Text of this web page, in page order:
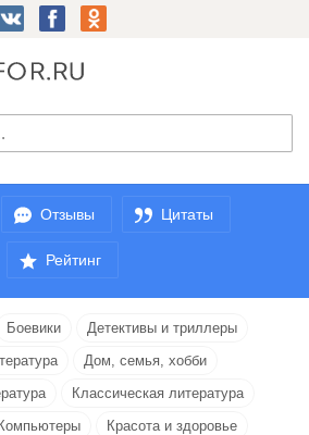
Отзывы Цитаты
Рейтинг
Боевики
Детективы и триллеры
Дом, семья, хобби
Классическая литература
Компьютеры
Красота и здоровье